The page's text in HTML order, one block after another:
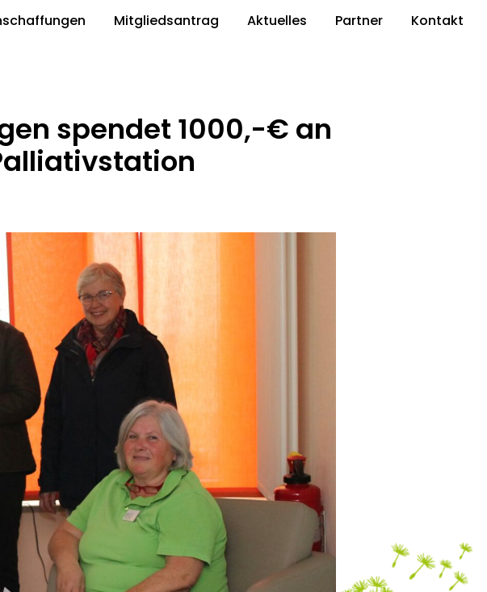
Mitgliedsantrag Aktuelles Partner Kontakt
spendet 1000,-€ an